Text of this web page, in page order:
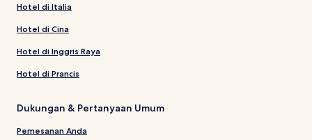
Hotel di Italia
Hotel di Cina
Hotel di Inggris Raya
Hotel di Prancis
Dukungan & Pertanyaan Umum
Pemesanan Anda